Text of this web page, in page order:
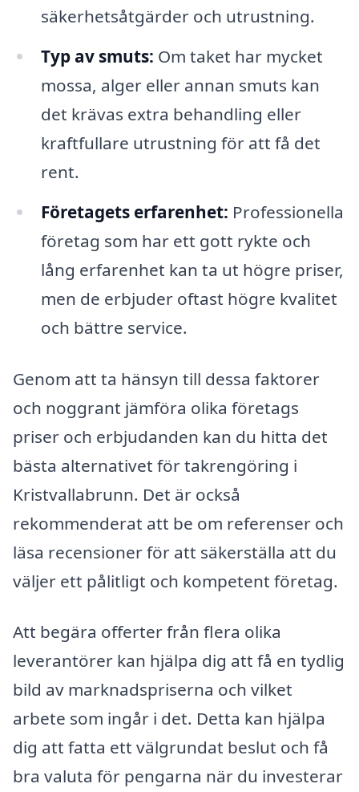
säkerhetsåtgärder och utrustning.
Typ av smuts: Om taket har mycket
mossa, alger eller annan smuts kan
det krävas extra behandling eller
kraftfullare utrustning för att få det
rent.
Företagets erfarenhet: Professionella
företag som har ett gott rykte och
lång erfarenhet kan ta ut högre priser,
men de erbjuder oftast högre kvalitet
och bättre service.
Genom att ta hänsyn till dessa faktorer
och noggrant jämföra olika företags
priser och erbjudanden kan du hitta det
bästa alternativet för takrengöring i
Kristvallabrunn. Det är också
rekommenderat att be om referenser och
läsa recensioner för att säkerställa att du
väljer ett pålitligt och kompetent företag.
Att begära offerter från flera olika
leverantörer kan hjälpa dig att få en tydlig
bild av marknadspriserna och vilket
arbete som ingår i det. Detta kan hjälpa
dig att fatta ett välgrundat beslut och få
bra valuta för pengarna när du investerar